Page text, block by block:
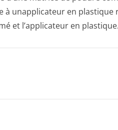
à unapplicateur en plastique
et l’applicateur en plastique.